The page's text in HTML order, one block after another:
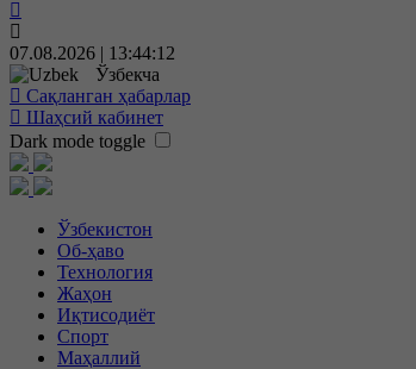
07.08.2026 | 13:44:13
Ўзбекча
Сақланган ҳабарлар
Шаҳсий кабинет
Dark mode toggle
Ўзбекистон
Об-ҳаво
Технология
Жаҳон
Иқтисодиёт
Спорт
Маҳаллий